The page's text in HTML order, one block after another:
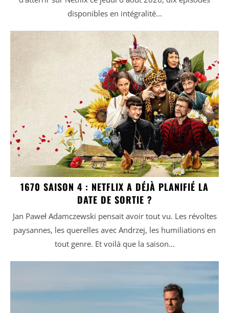
disponibles en intégralité...
1670 SAISON 4 : NETFLIX A DÉJÀ PLANIFIÉ LA
DATE DE SORTIE ?
Jan Paweł Adamczewski pensait avoir tout vu. Les révoltes
paysannes, les querelles avec Andrzej, les humiliations en
tout genre. Et voilà que la saison...